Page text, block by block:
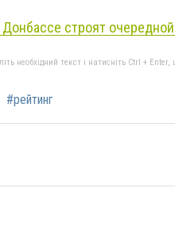
строят
необхідний текст і натисніть Ctrl +
#рейтинг